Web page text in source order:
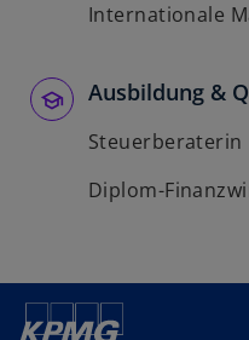
Internationale
Ausbildung &
Steuerberaterin
Diplom-